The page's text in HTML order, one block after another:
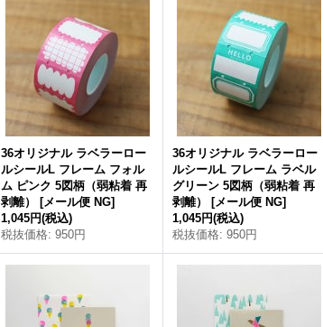
36オリジナル ラベラーロー
ルシールL フレーム フォル
ム ピンク 5図柄（弱粘着 再
剥離）
[メール便 NG]
1,045円(税込)
税抜価格: 950円
36オリジナル ラベラーロー
ルシールL フレーム ラベル
グリーン 5図柄（弱粘着 再
剥離）
[メール便 NG]
1,045円(税込)
税抜価格: 950円